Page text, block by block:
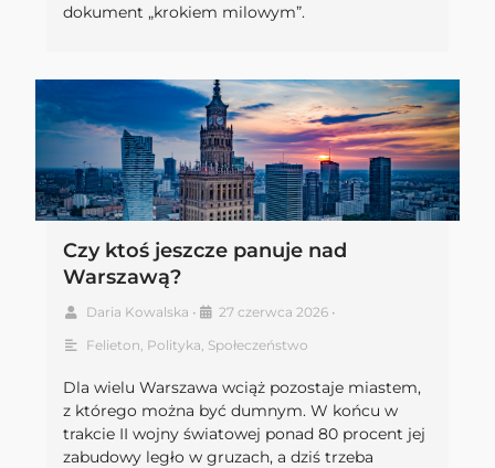
dokument „krokiem milowym”.
Czy ktoś jeszcze panuje nad
Warszawą?
Daria Kowalska • 27 czerwca 2026 •
Felieton Polityka Społeczeństwo
Dla wielu Warszawa wciąż pozostaje miastem,
z którego można być dumnym. W końcu w
trakcie II wojny światowej ponad 80 procent jej
zabudowy legło w gruzach, a dziś trzeba